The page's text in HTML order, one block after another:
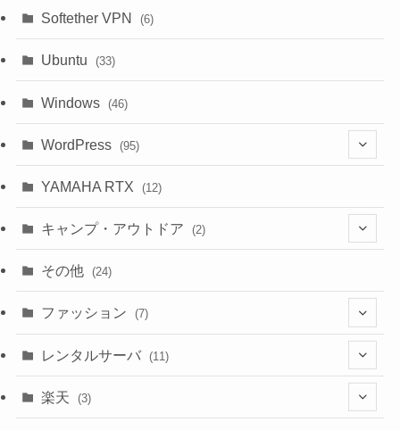
Softether VPN (6)
Ubuntu (33)
Windows (46)
WordPress (95)
(10)
YAMAHA RTX (12)
キャンプ・アウトドア (2)
(1)
(1)
その他 (24)
ファッション (7)
(3)
レンタルサーバ (11)
(6)
楽天 (3)